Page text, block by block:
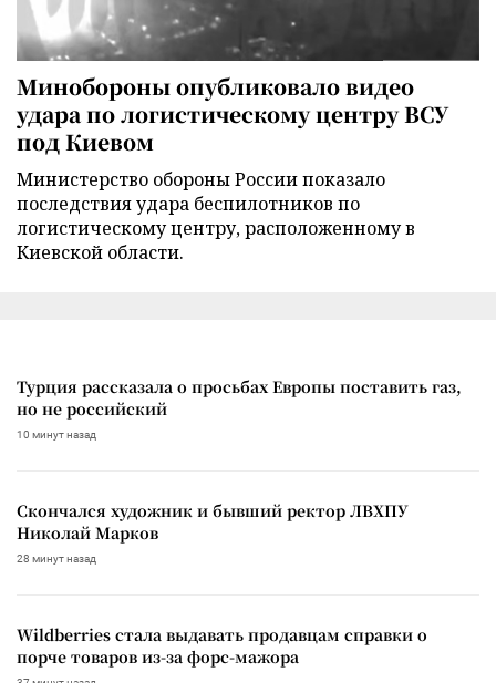
Минобороны опубликовало видео
удара по логистическому центру ВСУ
под Киевом
Министерство обороны России показало
последствия удара беспилотников по
логистическому центру, расположенному в
Киевской области.
Турция рассказала о просьбах Европы поставить газ,
но не российский
10 минут назад
Скончался художник и бывший ректор ЛВХПУ
Николай Марков
28 минут назад
Wildberries стала выдавать продавцам справки о
порче товаров из-за форс-мажора